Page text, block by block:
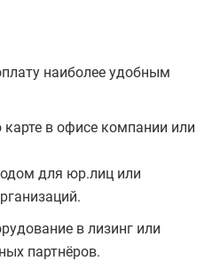
наиболее удобным
в офисе компании или
для юр.лиц или
в лизинг или
партнёров.